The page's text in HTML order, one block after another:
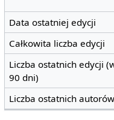
Data ostatniej edycji
Całkowita liczba edycji
Liczba ostatnich edycji
90 dni)
Liczba ostatnich autorów